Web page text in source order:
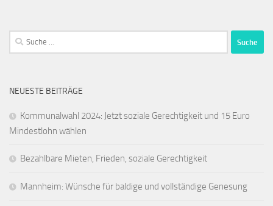
Suche
nach:
NEUESTE BEITRÄGE
Kommunalwahl 2024: Jetzt soziale Gerechtigkeit und 15 Euro
Mindestlohn wählen
Bezahlbare Mieten, Frieden, soziale Gerechtigkeit
Mannheim: Wünsche für baldige und vollständige Genesung